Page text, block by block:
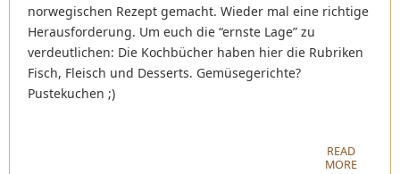
norwegischen Rezept gemacht. Wieder mal eine richtige
Herausforderung. Um euch die “ernste Lage” zu
verdeutlichen: Die Kochbücher haben hier die Rubriken
Fisch, Fleisch und Desserts. Gemüsegerichte?
Pustekuchen ;)
READ
MORE